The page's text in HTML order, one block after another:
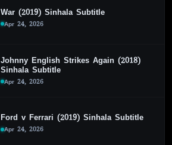
War (2019) Sinhala Subtitle
Apr 24, 2026
Johnny English Strikes Again (2018)
Sinhala Subtitle
Apr 24, 2026
Ford v Ferrari (2019) Sinhala Subtitle
Apr 24, 2026